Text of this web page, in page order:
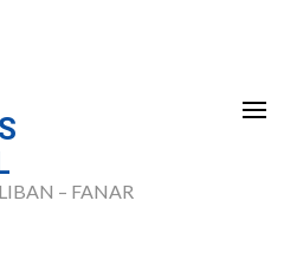
– FANAR